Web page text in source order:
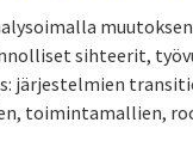
sihteerit,
järjestelmien
toimintamallien,